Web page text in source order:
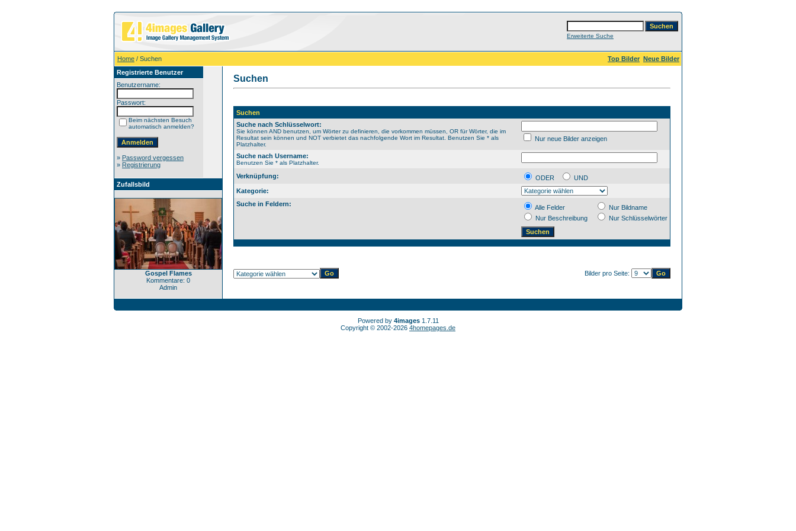
Erweiterte Suche
Home / Suchen Top Bilder Neue Bilder
Registrierte Benutzer
Benutzername:
Passwort:
Beim nächsten Besuch
automatisch anmelden?
» Password vergessen
» Registrierung
Zufallsbild
Gospel Flames
Kommentare: 0
Admin
Suchen
Suchen
Suche nach Schlüsselwort:
Sie können AND benutzen, um Wörter zu definieren, die vorkommen müssen, OR für Wörter, die im
Resultat sein können und NOT verbietet das nachfolgende Wort im Resultat. Benutzen Sie * als
Platzhalter.
Nur neue Bilder anzeigen
Suche nach Username:
Benutzen Sie * als Platzhalter.
Verknüpfung: ODER
UND
Kategorie:
Suche in Feldern:
Alle Felder
Nur Bildname
Nur Beschreibung
Nur Schlüsselwörter
Bilder pro Seite:
Powered by 4images1.7.11
Copyright © 2002-2026 4homepages.de